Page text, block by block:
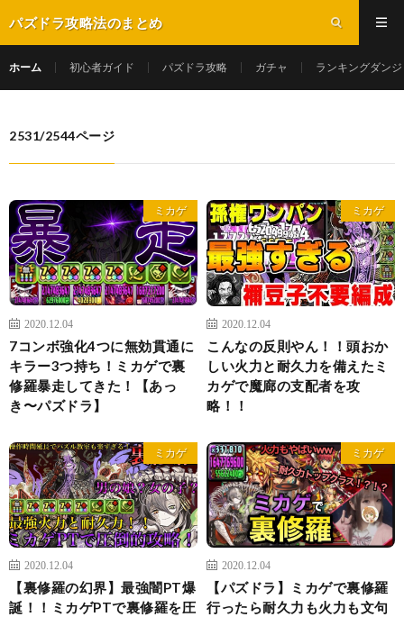
パズドラ攻略法のまとめ
ホーム 初心者ガイド パズドラ攻略 ガチャ ランキングダン
2531/2544ページ
ミカゲ
2020.12.04
7コンボ強化4つに無効貫通に
キラー3つ持ち！ミカゲで裏
修羅暴走してきた！【あっ
き〜パズドラ】
ミカゲ
2020.12.04
こんなの反則やん！！頭おか
しい火力と耐久力を備えたミ
カゲで魔廊の支配者を攻
略！！
ミカゲ
2020.12.04
【裏修羅の幻界】最強闇PT爆
誕！！ミカゲPTで裏修羅を圧
ミカゲ
2020.12.04
【パズドラ】ミカゲで裏修羅
行ったら耐久力も火力も文句